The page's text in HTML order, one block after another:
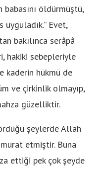
babasını öldürmüştü,
Evet,
bakılınca serâpâ
hakiki sebepleriyle
kaderin hükmü de
ve çirkinlik olmayıp,
güzelliktir.
şeylerde Allah
etmiştir. Buna
ettiği pek çok şeyde